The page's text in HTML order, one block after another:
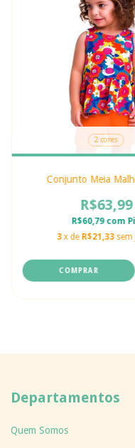
2 cores
Conjunto Meia
R$63,99
R$60,79 com
3 x de R$21,33
COMPRAR
Departamentos
Quem Somos